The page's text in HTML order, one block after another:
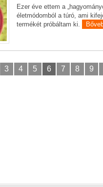
Ezer éve ettem a
életmódomból a túró, ami
termékét próbáltam ki.
3 4 5 6 7 8 9